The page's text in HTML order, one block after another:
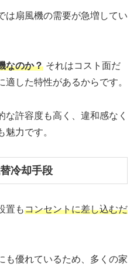
は扇風機の需要が急増してい
なのか？ それはコスト面だ
した特性があるからです。
な許容度も高く、違和感なく
力です。
冷却手段
置もコンセントに差し込むだ
も優れているため、多くの家